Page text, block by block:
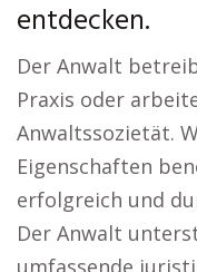
entdecken.
Der Anwalt
Praxis oder
Anwaltssozietät.
Eigenschaften
erfolgreich und
Der Anwalt
umfassende